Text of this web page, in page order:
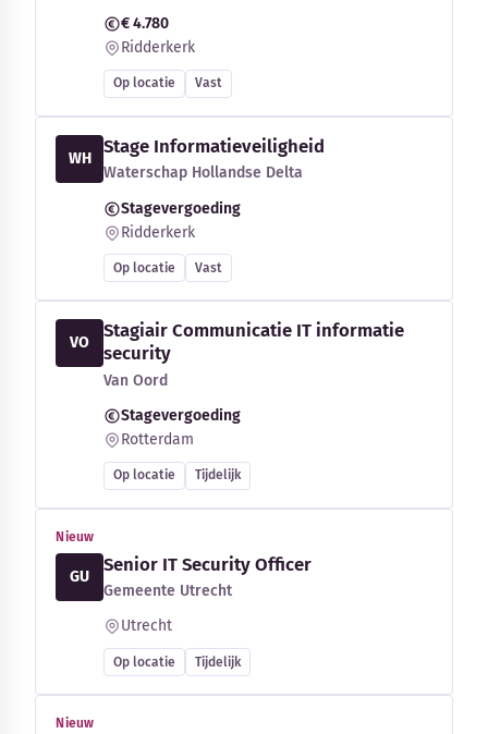
€ 4.780
Ridderkerk
Op locatie Vast
WH
Stage Informatieveiligheid
Waterschap Hollandse Delta
Stagevergoeding
Ridderkerk
Op locatie Vast
VO
Stagiair Communicatie IT informatie
security
Van Oord
Stagevergoeding
Rotterdam
Op locatie Tijdelijk
Nieuw
GU
Senior IT Security Officer
Gemeente Utrecht
Utrecht
Op locatie Tijdelijk
Nieuw